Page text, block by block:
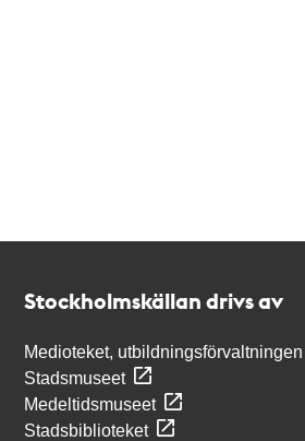
Stockholmskällan drivs av
Medioteket, utbildningsförvaltningen
Stadsmuseet
Medeltidsmuseet
Stadsbiblioteket